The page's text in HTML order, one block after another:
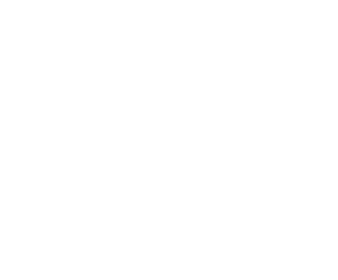
normativa vixente en materia de
de Carácter Persoal, a Real Academia
usuarios que faciliten o seu correo
calquera outra información de carácter
datos serán obxecto de tratamento
confidencial e incorporados aos seus
Así mesmo, os usuarios poderán exercer o
rectificación, oposición e cancelación dos
en contacto connosco.
as condicións da política de